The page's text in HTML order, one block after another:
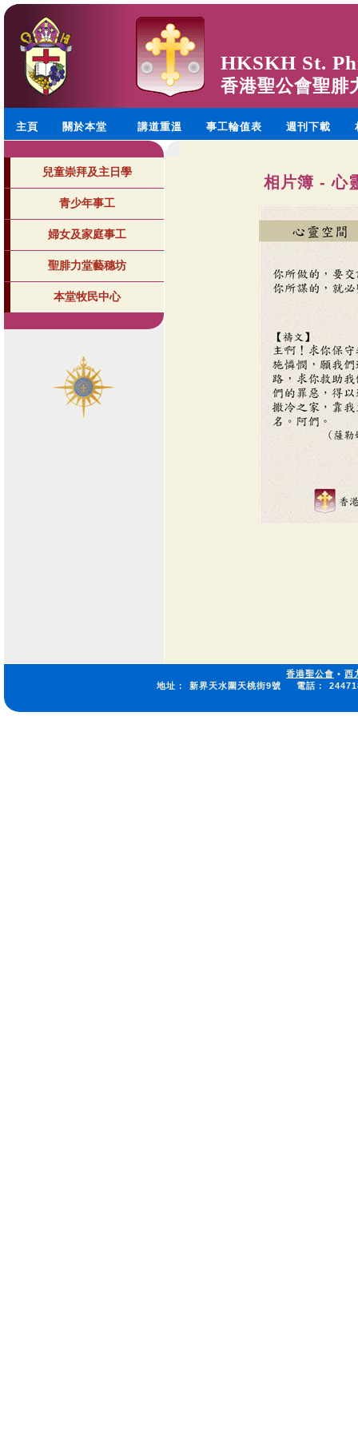
HKSKH St.
香港聖公會聖腓
主頁 關於本堂 講道重溫 事工輪值表 週刊下載
兒童崇拜及主日學
青少年事工
婦女及家庭事工
聖腓力堂藝穗坊
本堂牧民中心
相片簿 - 心
香港聖公會 • 西
地址：
新界天水圍天桃街9號 電話：